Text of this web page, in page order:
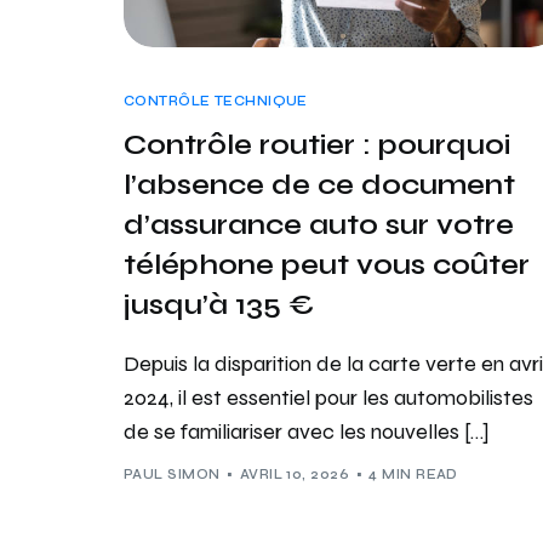
CONTRÔLE TECHNIQUE
Contrôle routier : pourquoi
l’absence de ce document
d’assurance auto sur votre
téléphone peut vous coûter
jusqu’à 135 €
Depuis la disparition de la carte verte en
2024, il est essentiel pour les automobilistes
de se familiariser avec les nouvelles […]
PAUL SIMON AVRIL 10, 2026 4 MIN READ